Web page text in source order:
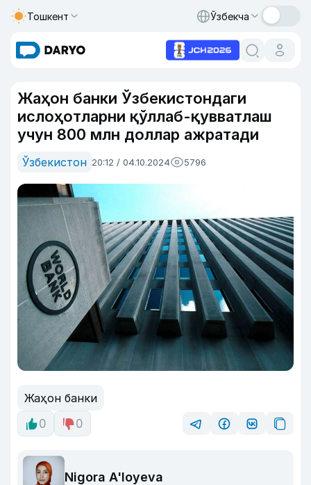
Тошкент Ўзбекча
Жаҳон банки Ўзбекистондаги
ислоҳотларни қўллаб-қувватлаш
учун 800 млн доллар ажратади
Ўзбекистон 20:12 / 04.10.2024 5796
Жаҳон банки
0
0
Nigora A'loyeva